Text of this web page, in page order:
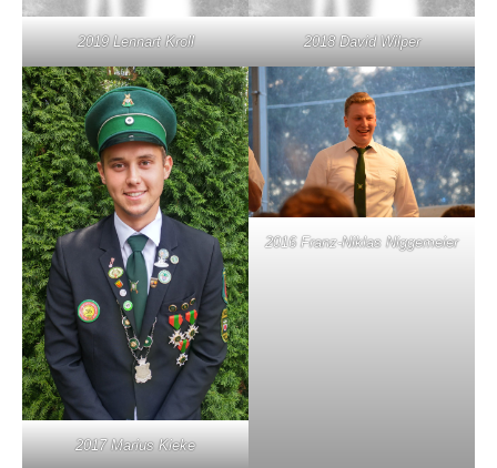
2019 Lennart Kroll 2018 David Wilper
2017 Marius Kieke
2016 Franz-Niklas Niggemeier